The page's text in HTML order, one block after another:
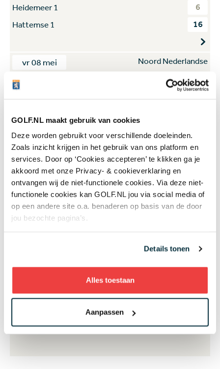
GOLF.NL maakt gebruik van cookies
Deze worden gebruikt voor verschillende doeleinden.
Zoals inzicht krijgen in het gebruik van ons platform en
services. Door op ‘Cookies accepteren’ te klikken ga je
akkoord met onze Privacy- & cookieverklaring en
ontvangen wij de niet-functionele cookies. Via deze niet-
functionele cookies kan GOLF.NL jou via social media of
op een andere site o.a. benaderen op basis van de door
jou bezochte pagina’s.
Details tonen
Alles toestaan
Aanpassen
Heidemeer 1 6
Hattemse 1 16
vr 08 mei
Noord Nederlandse
De Gelpenberg 1
11
Meld je hier aan voor de
GOLF.NL nieuwsbrief !
Aanmelden